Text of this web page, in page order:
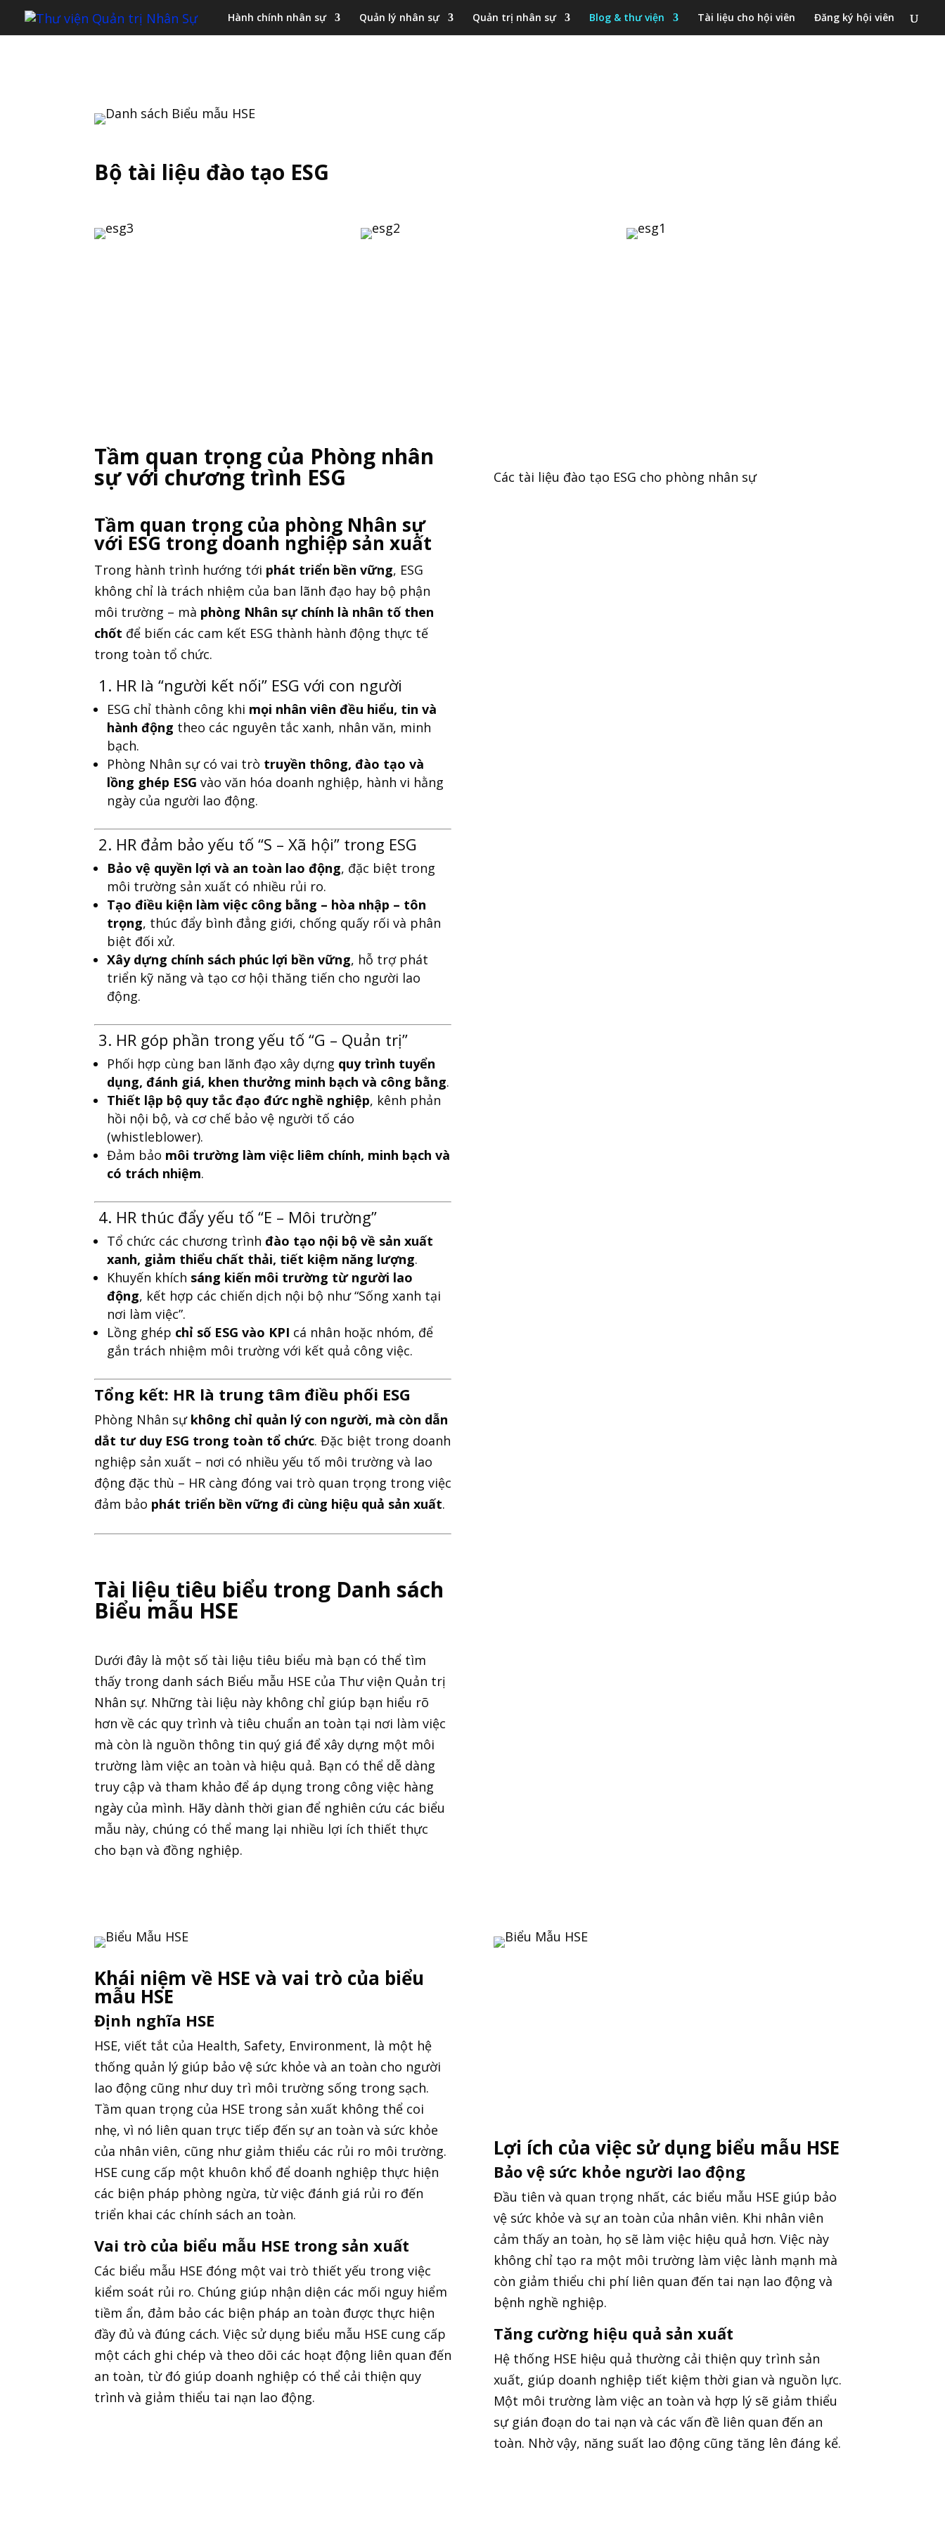
Hành chính nhân sự Quản lý nhân sự Quản trị nhân sự Blog & thư viện Tài liệu cho hội viên Đăng ký hội viên
Bộ tài liệu đào tạo ESG
Tầm quan trọng của Phòng nhân
sự với chương trình ESG
Tầm quan trọng của phòng Nhân sự
với ESG trong doanh nghiệp sản xuất
Trong hành trình hướng tới phát triển bền vững, ESG
không chỉ là trách nhiệm của ban lãnh đạo hay bộ phận
môi trường – mà phòng Nhân sự chính là nhân tố then
chốt để biến các cam kết ESG thành hành động thực tế
trong toàn tổ chức.
1. HR là “người kết nối” ESG với con người
ESG chỉ thành công khi mọi nhân viên đều hiểu, tin và
hành động theo các nguyên tắc xanh, nhân văn, minh
bạch.
Phòng Nhân sự có vai trò truyền thông, đào tạo và
lồng ghép ESG vào văn hóa doanh nghiệp, hành vi hằng
ngày của người lao động.
2. HR đảm bảo yếu tố “S – Xã hội” trong ESG
Bảo vệ quyền lợi và an toàn lao động, đặc biệt trong
môi trường sản xuất có nhiều rủi ro.
Tạo điều kiện làm việc công bằng – hòa nhập – tôn
trọng, thúc đẩy bình đẳng giới, chống quấy rối và phân
biệt đối xử.
Xây dựng chính sách phúc lợi bền vững, hỗ trợ phát
triển kỹ năng và tạo cơ hội thăng tiến cho người lao
động.
3. HR góp phần trong yếu tố “G – Quản trị”
Phối hợp cùng ban lãnh đạo xây dựng quy trình tuyển
dụng, đánh giá, khen thưởng minh bạch và công bằng.
Thiết lập bộ quy tắc đạo đức nghề nghiệp, kênh phản
hồi nội bộ, và cơ chế bảo vệ người tố cáo
(whistleblower).
Đảm bảo môi trường làm việc liêm chính, minh bạch và
có trách nhiệm.
4. HR thúc đẩy yếu tố “E – Môi trường”
Tổ chức các chương trìnhđào tạo nội bộ về sản xuất
xanh, giảm thiểu chất thải, tiết kiệm năng lượng.
Khuyến khích sáng kiến môi trường từ người lao
động, kết hợp các chiến dịch nội bộ như “Sống xanh tại
nơi làm việc”.
Lồng ghép chỉ số ESG vào KPI cá nhân hoặc nhóm, để
gắn trách nhiệm môi trường với kết quả công việc.
Tổng kết: HR là trung tâm điều phối ESG
Phòng Nhân sự không chỉ quản lý con người, mà còn dẫn
dắt tư duy ESG trong toàn tổ chức. Đặc biệt trong doanh
nghiệp sản xuất – nơi có nhiều yếu tố môi trường và lao
động đặc thù – HR càng đóng vai trò quan trọng trong việc
đảm bảo phát triển bền vững đi cùng hiệu quả sản xuất.
Các tài liệu đào tạo ESG cho phòng nhân sự
Tài liệu tiêu biểu trong Danh sách
Biểu mẫu HSE
Dưới đây là một số tài liệu tiêu biểu mà bạn có thể tìm
thấy trong danh sách Biểu mẫu HSE của Thư viện Quản trị
Nhân sự. Những tài liệu này không chỉ giúp bạn hiểu rõ
hơn về các quy trình và tiêu chuẩn an toàn tại nơi làm việc
mà còn là nguồn thông tin quý giá để xây dựng một môi
trường làm việc an toàn và hiệu quả. Bạn có thể dễ dàng
truy cập và tham khảo để áp dụng trong công việc hàng
ngày của mình. Hãy dành thời gian để nghiên cứu các biểu
mẫu này, chúng có thể mang lại nhiều lợi ích thiết thực
cho bạn và đồng nghiệp.
Khái niệm về HSE và vai trò của biểu
mẫu HSE
Định nghĩa HSE
HSE, viết tắt của Health, Safety, Environment, là một hệ
thống quản lý giúp bảo vệ sức khỏe và an toàn cho người
lao động cũng như duy trì môi trường sống trong sạch.
Tầm quan trọng của HSE trong sản xuất không thể coi
nhẹ, vì nó liên quan trực tiếp đến sự an toàn và sức khỏe
của nhân viên, cũng như giảm thiểu các rủi ro môi trường.
HSE cung cấp một khuôn khổ để doanh nghiệp thực hiện
các biện pháp phòng ngừa, từ việc đánh giá rủi ro đến
triển khai các chính sách an toàn.
Vai trò của biểu mẫu HSE trong sản xuất
Các biểu mẫu HSE đóng một vai trò thiết yếu trong việc
kiểm soát rủi ro. Chúng giúp nhận diện các mối nguy hiểm
tiềm ẩn, đảm bảo các biện pháp an toàn được thực hiện
đầy đủ và đúng cách. Việc sử dụng biểu mẫu HSE cung cấp
một cách ghi chép và theo dõi các hoạt động liên quan đến
an toàn, từ đó giúp doanh nghiệp có thể cải thiện quy
trình và giảm thiểu tai nạn lao động.
Lợi ích của việc sử dụng biểu mẫu HSE
Bảo vệ sức khỏe người lao động
Đầu tiên và quan trọng nhất, các biểu mẫu HSE giúp bảo
vệ sức khỏe và sự an toàn của nhân viên. Khi nhân viên
cảm thấy an toàn, họ sẽ làm việc hiệu quả hơn. Việc này
không chỉ tạo ra một môi trường làm việc lành mạnh mà
còn giảm thiểu chi phí liên quan đến tai nạn lao động và
bệnh nghề nghiệp.
Tăng cường hiệu quả sản xuất
Hệ thống HSE hiệu quả thường cải thiện quy trình sản
xuất, giúp doanh nghiệp tiết kiệm thời gian và nguồn lực.
Một môi trường làm việc an toàn và hợp lý sẽ giảm thiểu
sự gián đoạn do tai nạn và các vấn đề liên quan đến an
toàn. Nhờ vậy, năng suất lao động cũng tăng lên đáng kể.